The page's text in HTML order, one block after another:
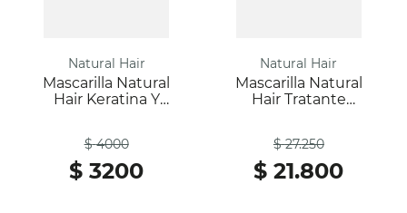
Natural Hair
Mascarilla Natural
Hair Keratina Y
$ 4000
$ 3200
Natural Hair
Mascarilla Natural
Hair Tratante
$ 27.250
$ 21.800